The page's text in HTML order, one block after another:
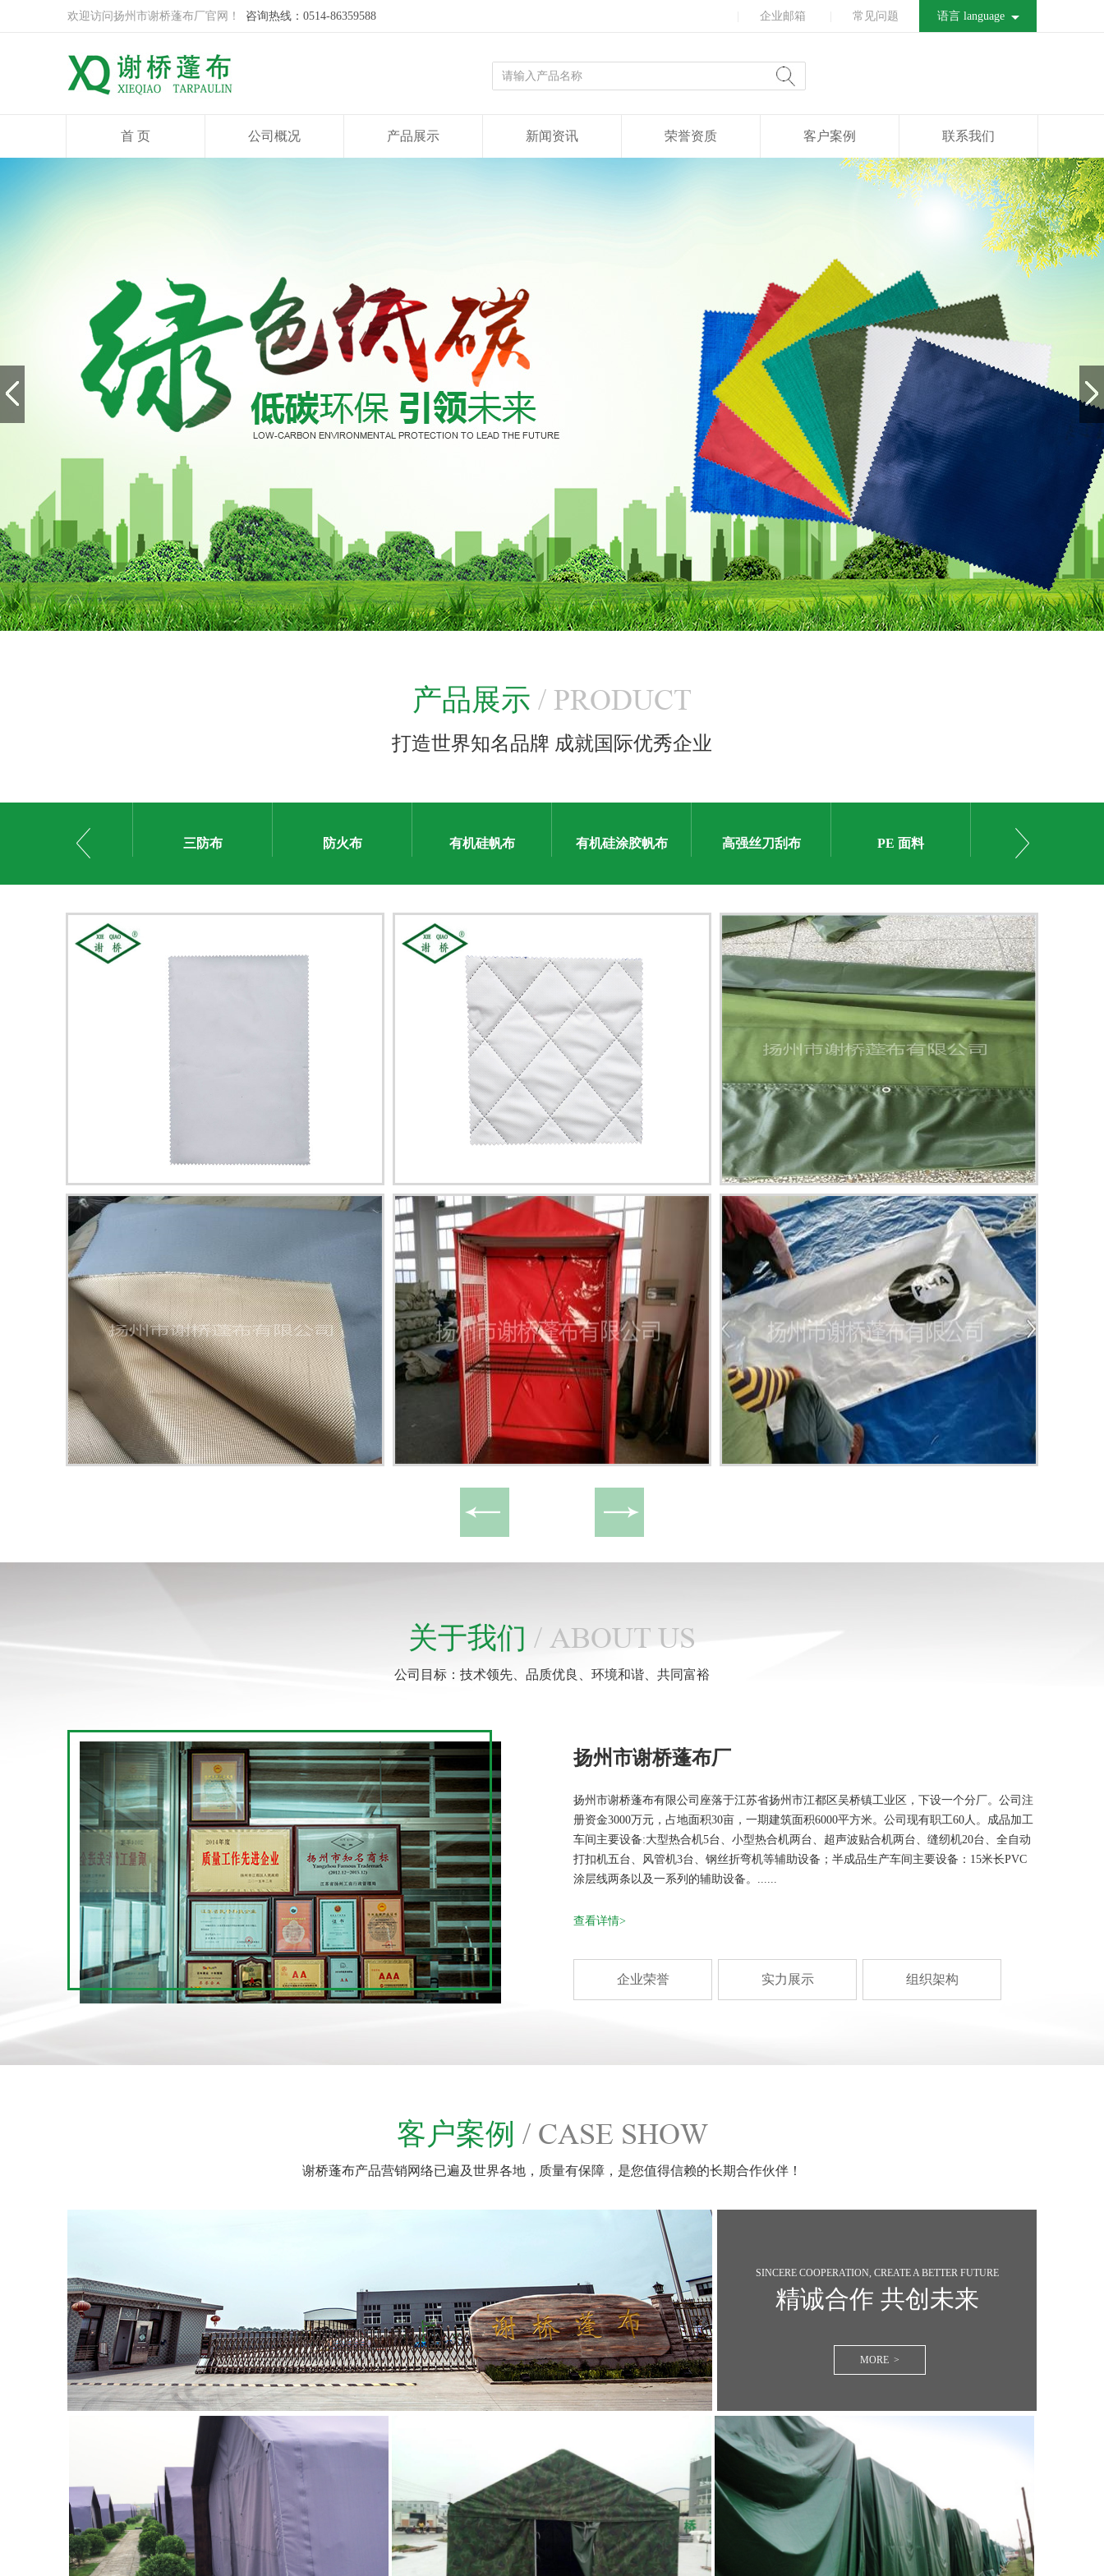
欢迎访问扬州市谢桥蓬布厂官网！ 咨询热线：0514-86359588 企业邮箱 常见问题 语言 language
首 页 公司概况 产品展示 新闻资讯 荣誉资质 客户案例 联系我们
产品展示 / PRODUCT
打造世界知名品牌 成就国际优秀企业
三防布 防火布 有机硅帆布 有机硅涂胶帆布 高强丝刀刮布 PE 面料 牛津布
关于我们 / ABOUT US
公司目标：技术领先、品质优良、环境和谐、共同富裕
扬州市谢桥蓬布厂
扬州市谢桥蓬布有限公司座落于江苏省扬州市江都区吴桥镇工业区，下设一个分厂。公司注
册资金3000万元，占地面积30亩，一期建筑面积6000平方米。公司现有职工60人。成品加工
车间主要设备:大型热合机5台、小型热合机两台、超声波贴合机两台、缝纫机20台、全自动
打扣机五台、风管机3台、钢丝折弯机等辅助设备；半成品生产车间主要设备：15米长PVC
涂层线两条以及一系列的辅助设备。......
查看详情>
企业荣誉 实力展示 组织架构
客户案例 / CASE SHOW
谢桥蓬布产品营销网络已遍及世界各地，质量有保障，是您值得信赖的长期合作伙伴！
SINCERE COOPERATION, CREATE A BETTER FUTURE
精诚合作 共创未来
MORE >